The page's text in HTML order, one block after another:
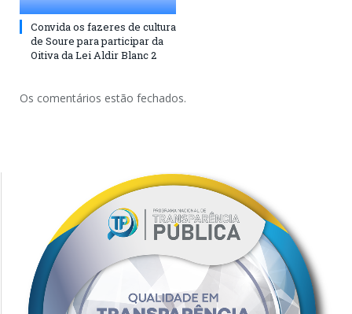
Convida os fazeres de cultura
de Soure para participar da
Oitiva da Lei Aldir Blanc 2
Os comentários estão fechados.